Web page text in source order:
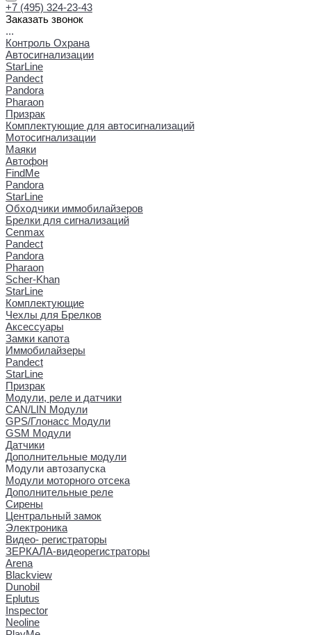
+7 (495) 324-23-43
Заказать звонок
...
Контроль Охрана
Автосигнализации
StarLine
Pandect
Pandora
Pharaon
Призрак
Комплектующие для автосигнализаций
Мотосигнализации
Маяки
Автофон
FindMe
Pandora
StarLine
Обходчики иммобилайзеров
Брелки для сигнализаций
Cenmax
Pandect
Pandora
Pharaon
Scher-Khan
StarLine
Комплектующие
Чехлы для Брелков
Аксессуары
Замки капота
Иммобилайзеры
Pandect
StarLine
Призрак
Модули, реле и датчики
CAN/LIN Модули
GPS/Глонасс Модули
GSM Модули
Датчики
Дополнительные модули
Модули автозапуска
Модули моторного отсека
Дополнительные реле
Сирены
Центральный замок
Электроника
Видео- регистраторы
ЗЕРКАЛА-видеорегистраторы
Arena
Blackview
Dunobil
Eplutus
Inspector
Neoline